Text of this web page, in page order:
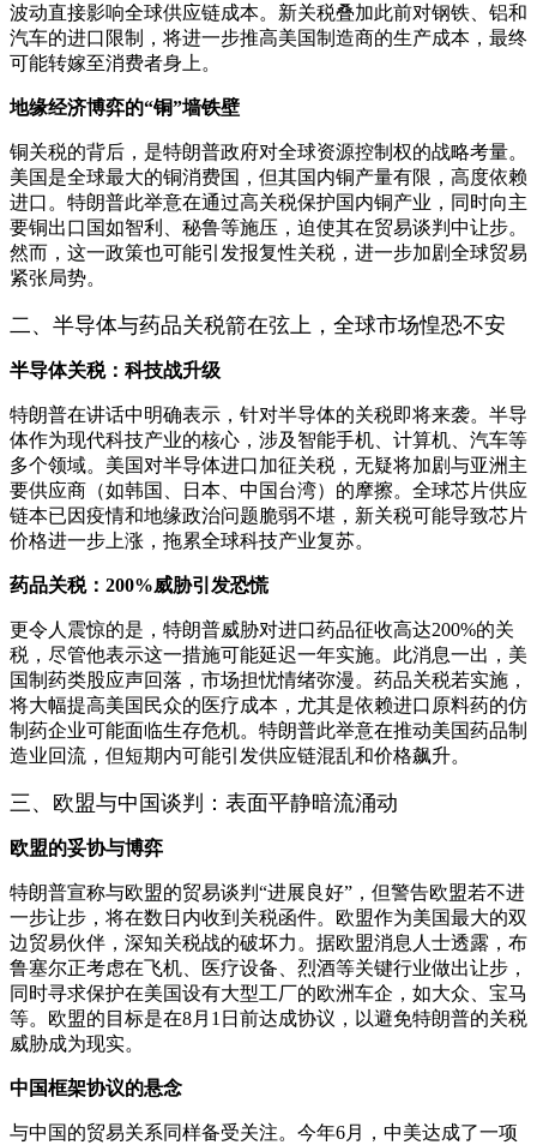
波动直接影响全球供应链成本。新关税叠加此前对钢铁、铝和
汽车的进口限制，将进一步推高美国制造商的生产成本，最终
可能转嫁至消费者身上。
地缘经济博弈的“铜”墙铁壁
铜关税的背后，是特朗普政府对全球资源控制权的战略考量。
美国是全球最大的铜消费国，但其国内铜产量有限，高度依赖
进口。特朗普此举意在通过高关税保护国内铜产业，同时向主
要铜出口国如智利、秘鲁等施压，迫使其在贸易谈判中让步。
然而，这一政策也可能引发报复性关税，进一步加剧全球贸易
紧张局势。
二、半导体与药品关税箭在弦上，全球市场惶恐不安
半导体关税：科技战升级
特朗普在讲话中明确表示，针对半导体的关税即将来袭。半导
体作为现代科技产业的核心，涉及智能手机、计算机、汽车等
多个领域。美国对半导体进口加征关税，无疑将加剧与亚洲主
要供应商（如韩国、日本、中国台湾）的摩擦。全球芯片供应
链本已因疫情和地缘政治问题脆弱不堪，新关税可能导致芯片
价格进一步上涨，拖累全球科技产业复苏。
药品关税：200%威胁引发恐慌
更令人震惊的是，特朗普威胁对进口药品征收高达200%的关
税，尽管他表示这一措施可能延迟一年实施。此消息一出，美
国制药类股应声回落，市场担忧情绪弥漫。药品关税若实施，
将大幅提高美国民众的医疗成本，尤其是依赖进口原料药的仿
制药企业可能面临生存危机。特朗普此举意在推动美国药品制
造业回流，但短期内可能引发供应链混乱和价格飙升。
三、欧盟与中国谈判：表面平静暗流涌动
欧盟的妥协与博弈
特朗普宣称与欧盟的贸易谈判“进展良好”，但警告欧盟若不进
一步让步，将在数日内收到关税函件。欧盟作为美国最大的双
边贸易伙伴，深知关税战的破坏力。据欧盟消息人士透露，布
鲁塞尔正考虑在飞机、医疗设备、烈酒等关键行业做出让步，
同时寻求保护在美国设有大型工厂的欧洲车企，如大众、宝马
等。欧盟的目标是在8月1日前达成协议，以避免特朗普的关税
威胁成为现实。
中国框架协议的悬念
与中国的贸易关系同样备受关注。今年6月，中美达成了一项